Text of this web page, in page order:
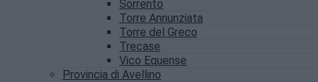
Sorrento
Torre Annunziata
Torre del Greco
Trecase
Vico Equense
Provincia di Avellino